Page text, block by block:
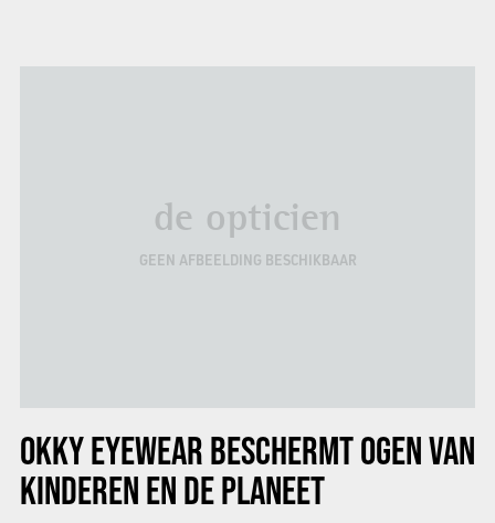
de opticien
GEEN AFBEELDING BESCHIKBAAR
OKKY EYEWEAR BESCHERMT OGEN VAN
KINDEREN EN DE PLANEET